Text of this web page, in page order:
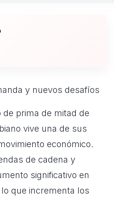
y nuevos desafíos
prima de mitad de
vive una de sus
económico.
de cadena y
significativo en
que incrementa los